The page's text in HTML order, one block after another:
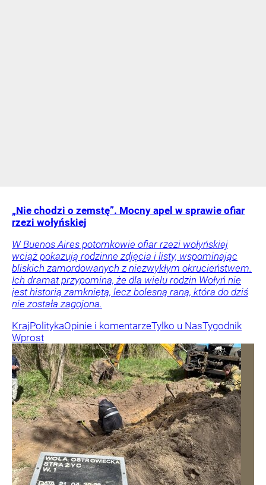
„Nie chodzi o zemstę”. Mocny apel w sprawie ofiar
rzezi wołyńskiej
W Buenos Aires potomkowie ofiar rzezi wołyńskiej
wciąż pokazują rodzinne zdjęcia i listy, wspominając
bliskich zamordowanych z niezwykłym okrucieństwem.
Ich dramat przypomina, że dla wielu rodzin Wołyń nie
jest historią zamkniętą, lecz bolesną raną, która do dziś
nie została zagojona.
KrajPolitykaOpinie i komentarzeTylko u NasTygodnik
Wprost